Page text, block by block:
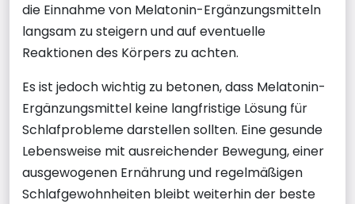
die Einnahme von Melatonin-Ergänzungsmitteln
langsam zu steigern und auf eventuelle
Reaktionen des Körpers zu achten.
Es ist jedoch wichtig zu betonen, dass Melatonin-
Ergänzungsmittel keine langfristige Lösung für
Schlafprobleme darstellen sollten. Eine gesunde
Lebensweise mit ausreichender Bewegung, einer
ausgewogenen Ernährung und regelmäßigen
Schlafgewohnheiten bleibt weiterhin der beste